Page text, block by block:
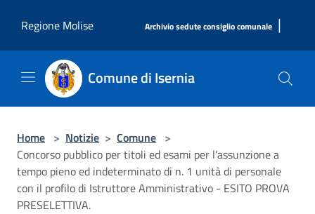
Regione Molise
Archivio sedute consiglio comunale |
Comune di Isernia
Home > Notizie > Comune >
Concorso pubblico per titoli ed esami per l’assunzione a
tempo pieno ed indeterminato di n. 1 unità di personale
con il profilo di Istruttore Amministrativo - ESITO PROVA
PRESELETTIVA.